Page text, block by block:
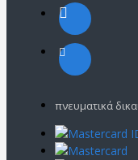
πνευματικά